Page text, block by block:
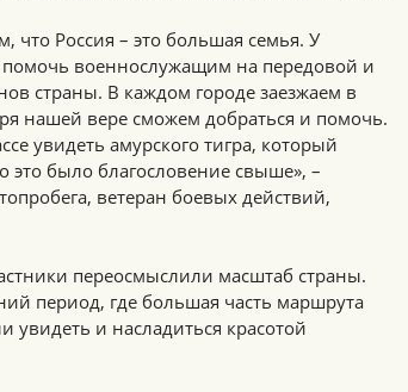
что Россия – это большая семья. У
помочь военнослужащим на передовой и
страны. В каждом городе заезжаем в
нашей вере сможем добраться и помочь.
увидеть амурского тигра, который
это было благословение свыше», –
ветеран боевых действий,
переосмыслили масштаб страны.
период, где большая часть маршрута
увидеть и насладиться красотой